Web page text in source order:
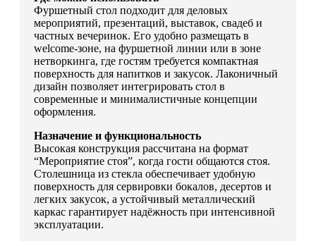
Фуршетный стол подходит для деловых
мероприятий, презентаций, выставок, свадеб и
частных вечеринок. Его удобно размещать в
welcome-зоне, на фуршетной линии или в зоне
нетворкинга, где гостям требуется компактная
поверхность для напитков и закусок. Лаконичный
дизайн позволяет интегрировать стол в
современные и минималистичные концепции
оформления.
Назначение и функциональность
Высокая конструкция рассчитана на формат
“Мероприятие стоя”, когда гости общаются стоя.
Столешница из стекла обеспечивает удобную
поверхность для сервировки бокалов, десертов и
легких закусок, а устойчивый металлический
каркас гарантирует надёжность при интенсивной
эксплуатации.